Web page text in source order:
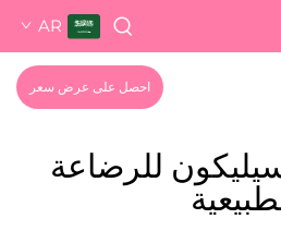
AR
احصل على عرض سعر
للرضاعة